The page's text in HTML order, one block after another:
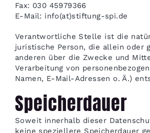
Fax: 030 45979366
E-Mail: info(at)stiftung-spi.de
Verantwortliche Stelle ist die
juristische Person, die allein oder
anderen über die Zwecke und
Verarbeitung von
Namen, E-Mail-Adressen o. Ä.)
Speicherdauer
Soweit innerhalb dieser
keine speziellere Speicherdauer